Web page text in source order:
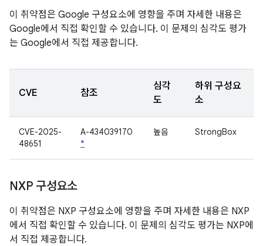
이 취약점은 Google 구성요소에 영향을 주며 자세한 내용은
Google에서 직접 확인할 수 있습니다. 이 문제의 심각도 평가
는 Google에서 직접 제공합니다.
CVE 참조
심각
도
하위 구성요
소
CVE-2025-
48651
A-434039170
*
높음 StrongBox
NXP 구성요소
이 취약점은 NXP 구성요소에 영향을 주며 자세한 내용은 NXP
에서 직접 확인할 수 있습니다. 이 문제의 심각도 평가는 NXP에
서 직접 제공합니다.